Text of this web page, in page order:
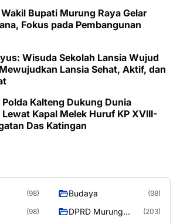
Bupati Murung Raya Gelar
Fokus pada Pembangunan
Wisuda Sekolah Lansia Wujud
Lansia Sehat, Aktif, dan
Kalteng Dukung Dunia
Kapal Melek Huruf KP XVIII-
Das Katingan
(98) Budaya (98)
(98)
DPRD Murung
(203)